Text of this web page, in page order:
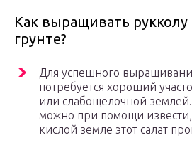
Как выращивать
грунте?
Для успешного
потребуется хороший
или слабощелочной землей.
можно при помощи извести,
кислой земле этот салат